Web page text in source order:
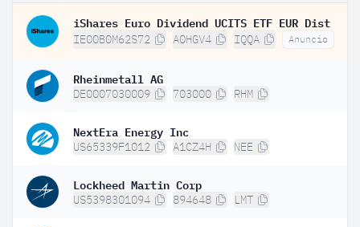
iShares Euro Dividend UCITS ETF EUR Dist
IE00B0M62S72 A0HGV4 IQQA Anuncio
Rheinmetall AG
DE0007030009 703000 RHM
NextEra Energy Inc
US65339F1012 A1CZ4H NEE
Lockheed Martin Corp
US5398301094 894648 LMT